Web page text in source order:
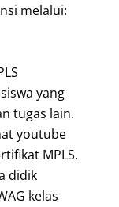
melalui:
yang
tugas lain.
youtube
MPLS.
didik
kelas